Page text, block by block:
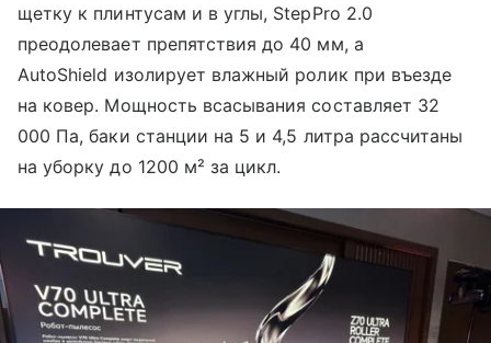
щетку к плинтусам и в углы, StepPro 2.0
преодолевает препятствия до 40 мм, а
AutoShield изолирует влажный ролик при въезде
на ковер. Мощность всасывания составляет 32
000 Па, баки станции на 5 и 4,5 литра рассчитаны
на уборку до 1200 м² за цикл.